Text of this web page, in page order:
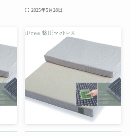
2025年5月28日